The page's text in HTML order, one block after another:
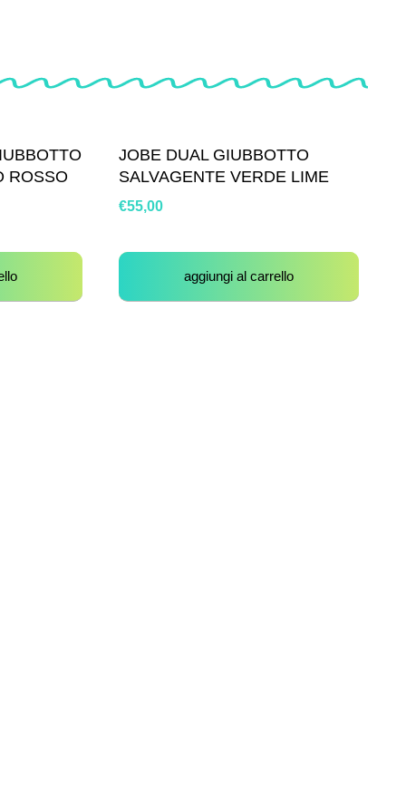
ROSSO
JOBE DUAL GIUBBOTTO
SALVAGENTE VERDE LIME
€55,00
aggiungi al carrello